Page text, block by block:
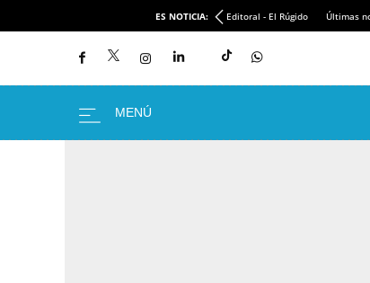
ES NOTICIA: Editoral - El Rúgido Últimas